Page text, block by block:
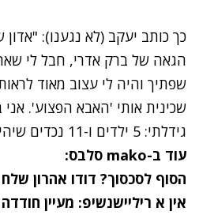
כך כותב יעקב (לא נגענו):
הגאה של ברק אדרי, חבל לי
שפתיך והיה לי עצוב מאוד
גידלתי: 5 ילדים ו-11 נכדים שיהיו בריאים".
עוד ב-mako סלבס:
הסוף לסכסוך? דודו אהרון
אין א ריליישנשיפ: מעיין